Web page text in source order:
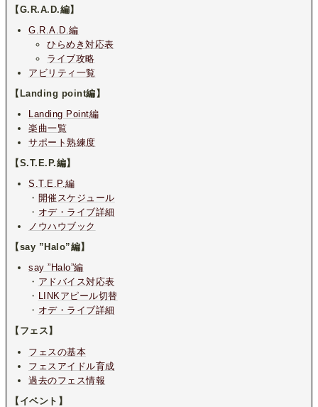
【G.R.A.D.編】
G.R.A.D.編
ひらめき対応表
ライブ攻略
アビリティ一覧
【Landing point編】
Landing Point編
楽曲一覧
サポート熟練度
【S.T.E.P.編】
S.T.E.P.編
・ 開催スケジュール
・ オデ・ライブ詳細
ノウハウブック
【say ”Halo”編】
say ”Halo”編
・ アドバイス対応表
・ LINKアピール切替
・ オデ・ライブ詳細
【フェス】
フェスの基本
フェスアイドル育成
過去のフェス情報
【イベント】